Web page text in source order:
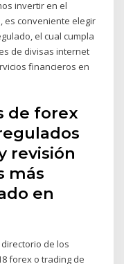
invertir en el
es conveniente elegir
el cual cumpla
de divisas internet
financieros en
de forex
revisión
más
en
de los
forex o trading de